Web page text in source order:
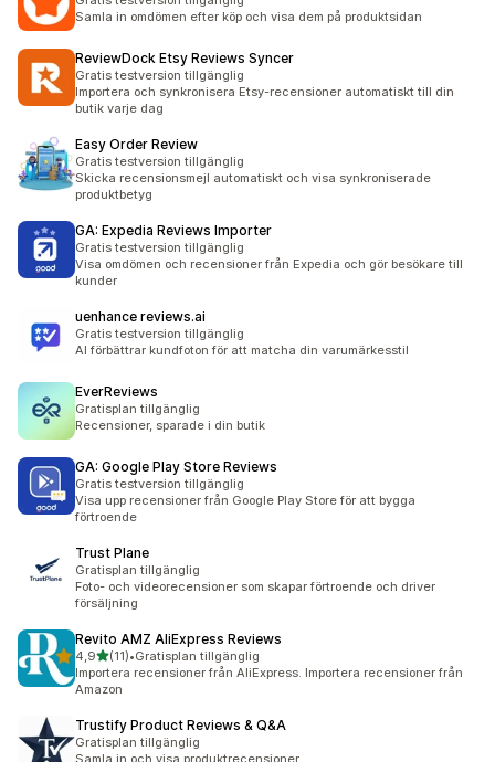
Samla in omdömen efter köp och visa dem på produktsidan
ReviewDock Etsy Reviews Syncer
Gratis testversion tillgänglig
Importera och synkronisera Etsy-recensioner automatiskt till din
butik varje dag
Easy Order Review
Gratis testversion tillgänglig
Skicka recensionsmejl automatiskt och visa synkroniserade
produktbetyg
GA: Expedia Reviews Importer
Gratis testversion tillgänglig
Visa omdömen och recensioner från Expedia och gör besökare till
kunder
uenhance reviews.ai
Gratis testversion tillgänglig
AI förbättrar kundfoton för att matcha din varumärkesstil
EverReviews
Gratisplan tillgänglig
Recensioner, sparade i din butik
GA: Google Play Store Reviews
Gratis testversion tillgänglig
Visa upp recensioner från Google Play Store för att bygga
förtroende
Trust Plane
Gratisplan tillgänglig
Foto- och videorecensioner som skapar förtroende och driver
försäljning
Revito AMZ AliExpress Reviews
4,9av 5 stjärnor
(11)
11 recensioner totalt
•Gratisplan tillgänglig
Importera recensioner från AliExpress. Importera recensioner från
Amazon
Trustify Product Reviews & Q&A
Gratisplan tillgänglig
Samla in och visa produktrecensioner